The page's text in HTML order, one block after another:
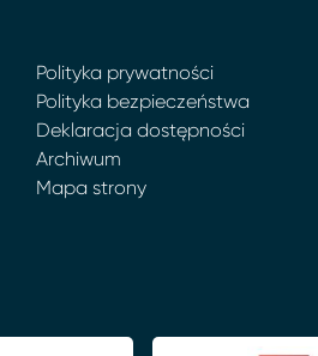
Polityka prywatności
Polityka bezpieczeństwa
Deklaracja dostępności
Archiwum
Mapa strony